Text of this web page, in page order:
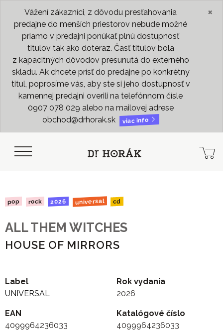
Vážení zákazníci, z dôvodu presťahovania
predajne do menších priestorov nebude možné
priamo v predajni ponúkať plnú dostupnosť
titulov tak ako doteraz. Časť titulov bola
z kapacitných dôvodov presunutá do externého
skladu. Ak chcete prísť do predajne po konkrétny
titul, poprosíme vás, aby ste si jeho dostupnosť v
kamennej predajni overili na telefónnom čísle
0907 078 029 alebo na mailovej adrese
obchod@drhorak.sk
viac info
×
pop rock 2026 universal cd
ALL THEM WITCHES
HOUSE OF MIRRORS
Label
UNIVERSAL
Rok vydania
2026
EAN
4099964236033
Katalógové číslo
4099964236033